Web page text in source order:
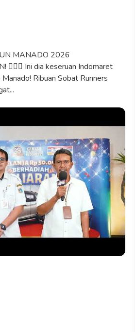
MANADO 2026
🏃🏻‍♀️ Ini dia keseruan Indomaret
Ribuan Sobat Runners